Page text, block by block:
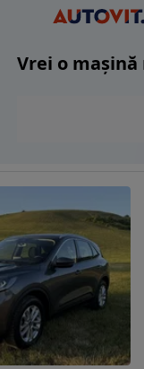
Vrei o mașină